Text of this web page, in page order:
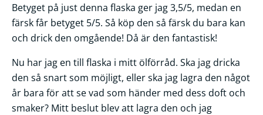
Betyget på just denna flaska ger jag 3,5/5, medan en
färsk får betyget 5/5. Så köp den så färsk du bara kan
och drick den omgående! Då är den fantastisk!
Nu har jag en till flaska i mitt ölförråd. Ska jag dricka
den så snart som möjligt, eller ska jag lagra den något
år bara för att se vad som händer med dess doft och
smaker? Mitt beslut blev att lagra den och jag